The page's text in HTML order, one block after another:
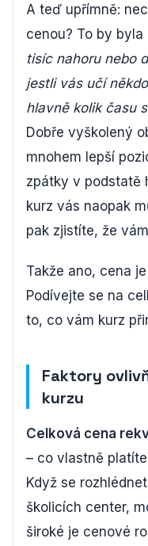
A teď upřímně:
cenou? To by byla
tisíc nahoru nebo
jestli vás učí
hlavně kolik času
Dobře vyškolený
mnohem lepší
zpátky v podstatě
kurz vás naopak
pak zjistíte, že
Takže ano, cena
Podívejte se na
to, co vám kurz
Faktory
kurzu
Celková cena
– co vlastně
Když se
školicích center,
široké je cenové